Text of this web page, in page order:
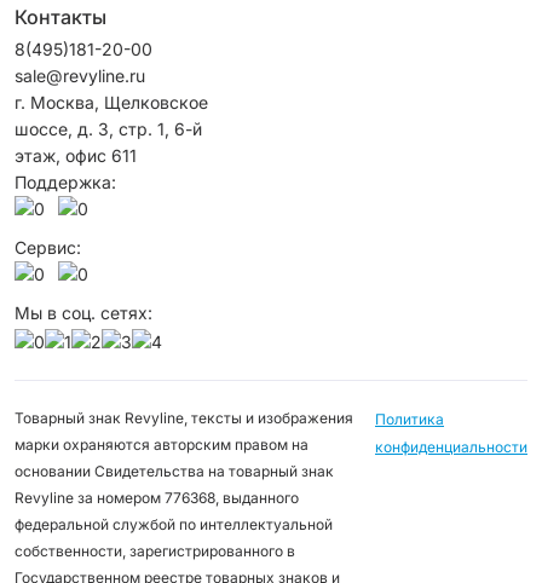
Контакты
8(495)181-20-00
sale@revyline.ru
г. Москва, Щелковское
шоссе, д. 3, стр. 1, 6-й
этаж, офис 611
Поддержка:
Сервис:
Мы в соц. сетях:
Товарный знак Revyline, тексты и изображения
марки охраняются авторским правом на
основании Свидетельства на товарный знак
Revyline за номером 776368, выданного
федеральной службой по интеллектуальной
собственности, зарегистрированного в
Государственном реестре товарных знаков и
Политика
конфиденциальности